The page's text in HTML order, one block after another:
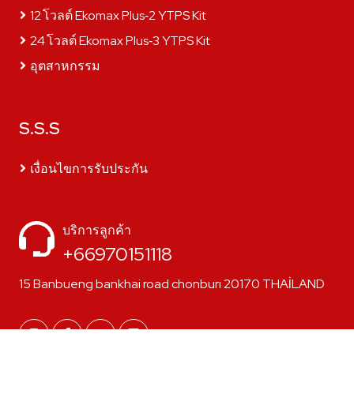
12 โวลต์ Ekomax Plus‑2 YTPS Kit
24 โวลต์ Ekomax Plus‑3 YTPS Kit
อุตสาหกรรม
S.S.S
เงื่อนไขการรับประกัน
บริการลูกค้า
+66970151118
15 Banbueng bankhai road chonburı 20170 THAİLAND